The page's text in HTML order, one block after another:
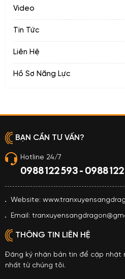
Video
Tin Tức
Liên Hệ
Hồ Sơ Năng Lực
BẠN CẦN TƯ VẤN?
Hotline 24/7
0988 122 593 - 0988
Website:
Email:
THÔNG TIN LIÊN HỆ
Đăng ký nhận bản tin để cập nhật
nhất từ chúng tôi.